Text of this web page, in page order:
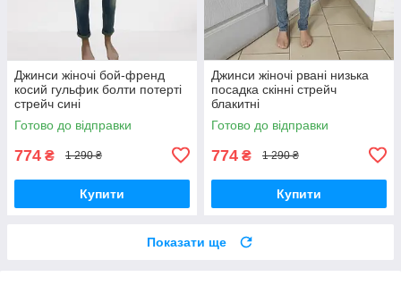
Джинси жіночі бой-френд
косий гульфик болти потерті
стрейч сині
Готово до відправки
774 ₴ 1 290 ₴
Купити
Джинси жіночі рвані низька
посадка скінні стрейч
блакитні
Готово до відправки
774 ₴ 1 290 ₴
Купити
Показати ще